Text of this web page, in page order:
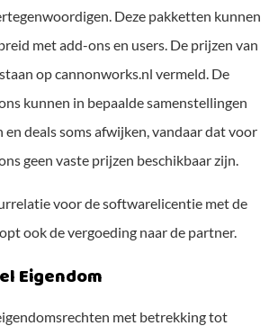
Deze pakketten kunnen
met add-ons en users. De prijzen van
op cannonworks.nl vermeld. De
kunnen in bepaalde samenstellingen
deals soms afwijken, vandaar dat voor
geen vaste prijzen beschikbaar zijn.
voor de softwarelicentie met de
ook de vergoeding naar de partner.
Eigendom
met betrekking tot